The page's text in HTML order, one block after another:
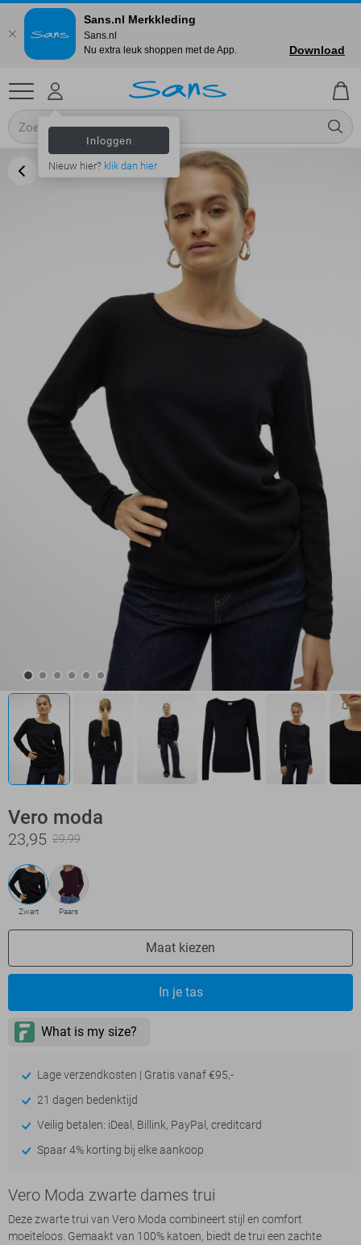
Inloggen
Nieuw hier? klik dan hier
Vero moda
23,95 29,99
Zwart Paars
Maat kiezen
In je tas
Lage verzendkosten | Gratis vanaf €95,-
21 dagen bedenktijd
Veilig betalen: iDeal, Billink, PayPal, creditcard
Spaar 4% korting bij elke aankoop
Vero Moda zwarte dames trui
Deze zwarte trui van Vero Moda combineert stijl en comfort
moeiteloos. Gemaakt van 100% katoen, biedt de trui een zachte
Sans.nl Merkkleding
Sans.nl
Nu extra leuk shoppen met de App.
Download